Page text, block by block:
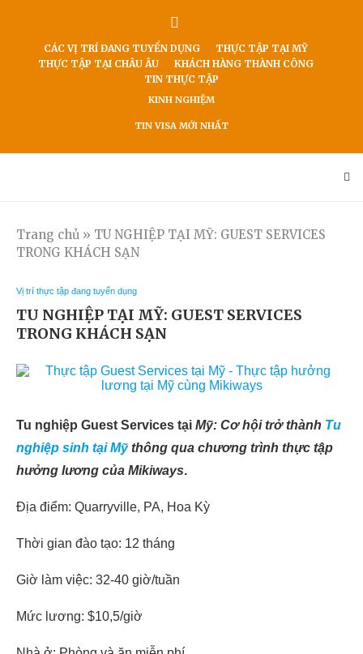
CÁC VỊ TRÍ ĐANG TUYỂN DỤNG
THỰC TẬP TẠI MỸ
THỰC TẬP TẠI CHÂU ÂU
KHÁCH HÀNG THÀNH CÔNG
TIN THỰC TẬP
KINH NGHIỆM
TIN VISA MỚI NHẤT
Trang chủ » TU NGHIỆP TẠI MỸ: GUEST SERVICES
TRONG KHÁCH SẠN
Vị trí thực tập đang tuyển dụng
TU NGHIỆP TẠI MỸ: GUEST SERVICES
TRONG KHÁCH SẠN
Tu nghiệp Guest Services tại Mỹ: Cơ hội trở thành Tu
nghiệp sinh tại Mỹthông qua chương trình thực tập
hưởng lương của Mikiways.
Địa điểm: Quarryville, PA, Hoa Kỳ
Thời gian đào tạo: 12 tháng
Giờ làm việc: 32-40 giờ/tuần
Mức lương: $10,5/giờ